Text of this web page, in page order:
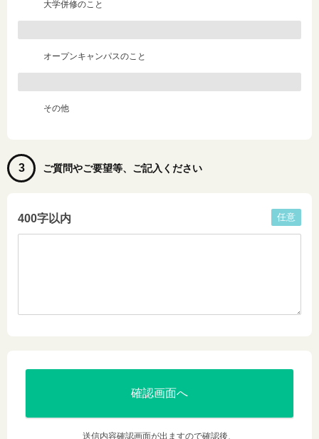
大学併修のこと
オープンキャンパスのこと
その他
3 ご質問やご要望等、ご記入ください
400字以内 任意
送信内容確認画面が出ますので確認後、